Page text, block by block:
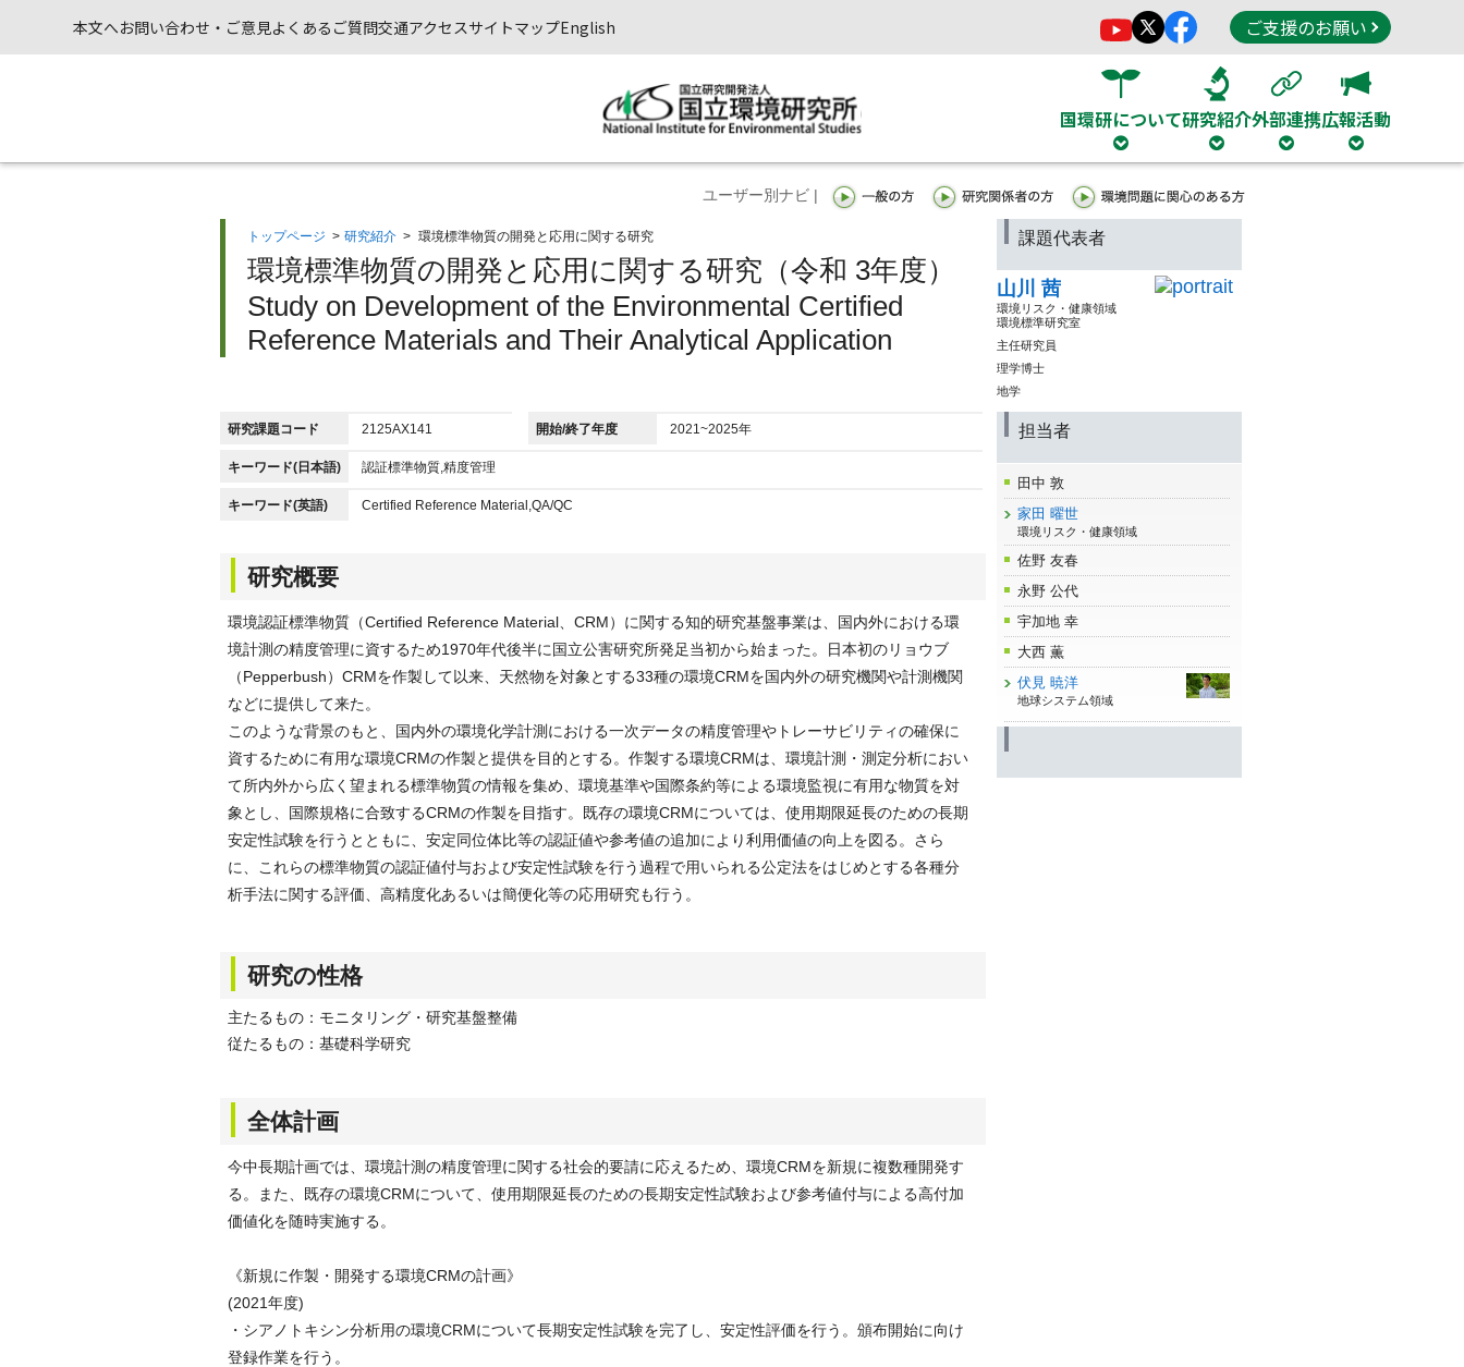
本文へお問い合わせ・ご意見よくあるご質問交通アクセスサイトマップEnglish ご支援のお願い
国環研について研究紹介外部連携広報活動
ユーザー別ナビ |
トップページ > 研究紹介 > 環境標準物質の開発と応用に関する研究
環境標準物質の開発と応用に関する研究（令和 3年度）
Study on Development of the Environmental Certified
Reference Materials and Their Analytical Application
研究課題コード 2125AX141 開始/終了年度 2021~2025年
キーワード(日本語) 認証標準物質,精度管理
キーワード(英語) Certified Reference Material,QA/QC
研究概要
環境認証標準物質（Certified Reference Material、CRM）に関する知的研究基盤事業は、国内外における環
境計測の精度管理に資するため1970年代後半に国立公害研究所発足当初から始まった。日本初のリョウブ
（Pepperbush）CRMを作製して以来、天然物を対象とする33種の環境CRMを国内外の研究機関や計測機関
などに提供して来た。
このような背景のもと、国内外の環境化学計測における一次データの精度管理やトレーサビリティの確保に
資するために有用な環境CRMの作製と提供を目的とする。作製する環境CRMは、環境計測・測定分析におい
て所内外から広く望まれる標準物質の情報を集め、環境基準や国際条約等による環境監視に有用な物質を対
象とし、国際規格に合致するCRMの作製を目指す。既存の環境CRMについては、使用期限延長のための長期
安定性試験を行うとともに、安定同位体比等の認証値や参考値の追加により利用価値の向上を図る。さら
に、これらの標準物質の認証値付与および安定性試験を行う過程で用いられる公定法をはじめとする各種分
析手法に関する評価、高精度化あるいは簡便化等の応用研究も行う。
研究の性格
主たるもの：モニタリング・研究基盤整備
従たるもの：基礎科学研究
全体計画
今中長期計画では、環境計測の精度管理に関する社会的要請に応えるため、環境CRMを新規に複数種開発す
る。また、既存の環境CRMについて、使用期限延長のための長期安定性試験および参考値付与による高付加
価値化を随時実施する。
《新規に作製・開発する環境CRMの計画》
(2021年度)
・シアノトキシン分析用の環境CRMについて長期安定性試験を完了し、安定性評価を行う。頒布開始に向け
登録作業を行う。
課題代表者
山川 茜
環境リスク・健康領域
環境標準研究室
主任研究員
理学博士
地学
担当者
田中 敦
家田 曜世
環境リスク・健康領域
佐野 友春
永野 公代
宇加地 幸
大西 薫
伏見 暁洋
地球システム領域